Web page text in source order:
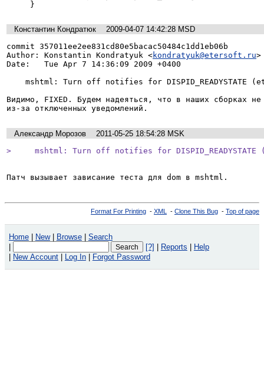
Константин Кондратюк
2009-04-07 14:42:28 MSD
commit 357011ee2ee831cd80e5bacac50484c1dd1eb06b
Author: Konstantin Kondratyuk <kondratyuk@etersoft.ru>
Date:   Tue Apr 7 14:36:09 2009 +0400
Видимо, FIXED. Будем надеяться, что в наших сборках
из-за отключенных уведомлений.
Александр Морозов
2011-05-25 18:54:28 MSK
>     mshtml: Turn off notifies for DISPID_READYSTATE
Патч вызывает зависание теста для dom в mshtml.
Format For Printing - XML - Clone This Bug - Top of page
Home New Browse
Search
[?] Reports
Help
New Account Log In Forgot Password